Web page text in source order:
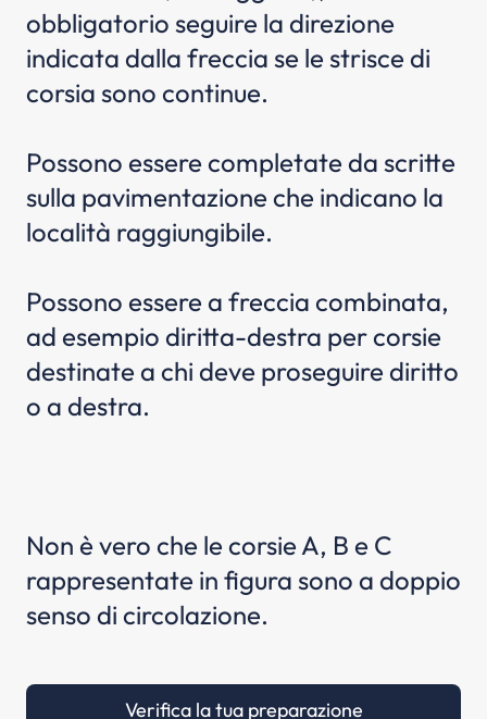
obbligatorio seguire la direzione
indicata dalla freccia se le strisce di
corsia sono continue.
Possono essere completate da scritte
sulla pavimentazione che indicano la
località raggiungibile.
Possono essere a freccia combinata,
ad esempio diritta-destra per corsie
destinate a chi deve proseguire diritto
o a destra.
Non è vero che le corsie A, B e C
rappresentate in figura sono a doppio
senso di circolazione.
Verifica la tua preparazione